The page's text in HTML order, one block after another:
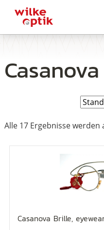
Casanova
Alle 17 Ergebnisse werden
Casanova Brille,